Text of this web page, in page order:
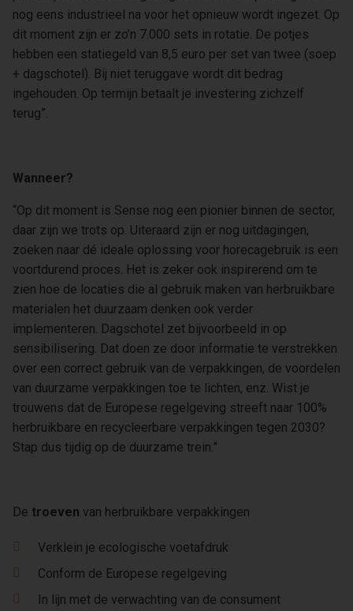
nog eens industrieel na voor het opnieuw wordt ingezet. Op
dit moment zijn er zo’n 7.000 sets in rotatie. De potjes
hebben een statiegeld van 8,5 euro per set van twee (soep
+ dagschotel). Bij niet teruggave wordt dit bedrag
ingehouden. Op termijn betaalt je investering zichzelf
terug”.
Wanneer?
“Op dit moment is Sense nog een pionier binnen de sector,
daar zijn we trots op. Uiteraard zijn er nog uitdagingen,
zoeken naar dé ideale oplossing voor horecagebruik is een
voortdurend proces. Het is zeker ook inspirerend om te
zien hoe de locaties die al gebruik maken van herbruikbare
materialen het duurzaam denken ook verder
implementeren. Dagschotel zet bijvoorbeeld in op
sensibilisering. Dat doen ze door informatie te verstrekken
over een correct gebruik van de verpakkingen, de voordelen
van duurzame verpakkingen toe te lichten, enz. Wist je
trouwens dat de Europese regelgeving streeft naar 100%
herbruikbare en recycleerbare verpakkingen tegen 2030?
Stap dus tijdig op de duurzame trein.”
De troeven van herbruikbare verpakkingen
Verklein je ecologische voetafdruk
Conform de Europese regelgeving
In lijn met de verwachting van de consument